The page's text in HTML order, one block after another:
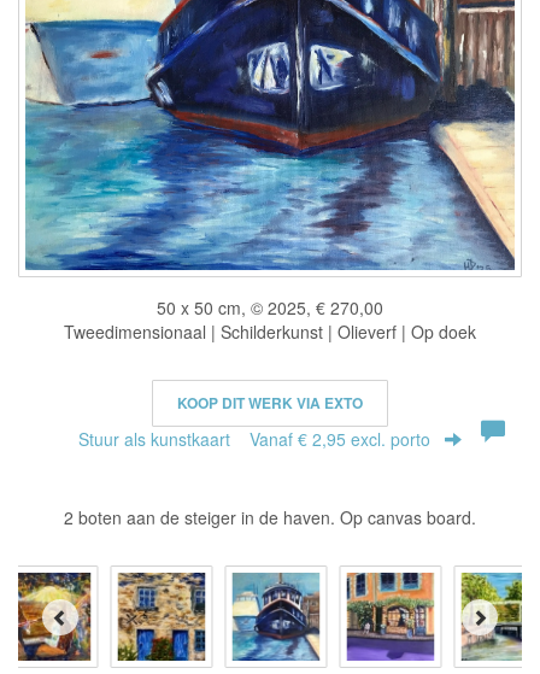
50 x 50 cm, © 2025, € 270,00
Tweedimensionaal | Schilderkunst | Olieverf | Op doek
KOOP DIT WERK VIA EXTO
Stuur als kunstkaart Vanaf € 2,95 excl. porto
2 boten aan de steiger in de haven. Op canvas board.